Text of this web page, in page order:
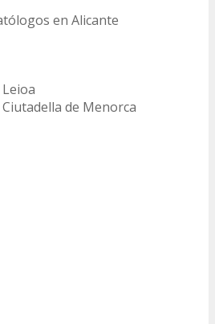
en Alicante
de Menorca